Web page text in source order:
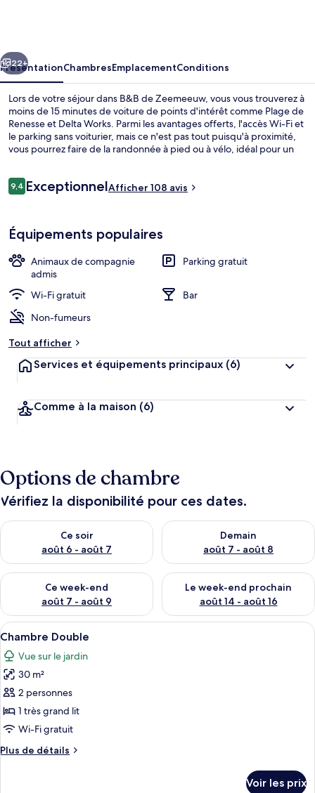
Suivant
22+
PrésentationChambresEmplacementConditions
Lors de votre séjour dans B&B de Zeemeeuw, vous vous trouverez à
moins de 15 minutes de voiture de points d'intérêt comme Plage de
Renesse et Delta Works. Parmi les avantages offerts, l'accès Wi-Fi et
le parking sans voiturier, mais ce n'est pas tout puisqu'à proximité,
vous pourrez faire de la randonnée à pied ou à vélo, idéal pour un
canapé-lit et un réfrigérateur.
Avis
voyageurs
9,49,4 sur 10
ExceptionnelAfficher 108 avis
Équipements populaires
Animaux de compagnie
admis
Parking gratuit
Wi-Fi gratuit
Bar
Non-fumeurs
Tout afficher
Services et équipements principaux (6)
Comme à la maison (6)
Options de chambre
Vérifiez la disponibilité pour ces dates.
Ce soir
août 6 - août 7
Vérifier la disponibilité pour ce soir août 6 - août 7
Demain
août 7 - août 8
Vérifier la disponibilité pour
Ce week-end
août 7 - août 9
Vérifier la disponibilité pour ce week-end août 7 - août 9
Le week-end prochain
août 14 - août 16
Vérifier la disponibilité pour
Afficher
toutes
les
photos
pour
ce
type
chambre :
Un salon moderne comprenant un
10
Chambre Double
Vue sur le jardin
30 m²
2 personnes
1 très grand lit
Wi-Fi gratuit
Plus de détails
Plus
Voir les prix